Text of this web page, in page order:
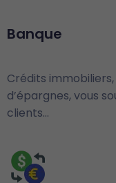
Banque
Crédits
d’épargnes, vous
clients…